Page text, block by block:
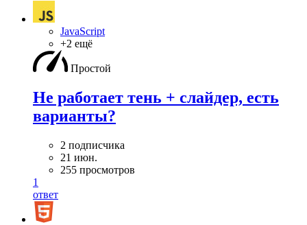
JavaScript
+2 ещё
Простой
Не работает тень + слайдер, есть
варианты?
2 подписчика
21 июн.
255 просмотров
1
ответ